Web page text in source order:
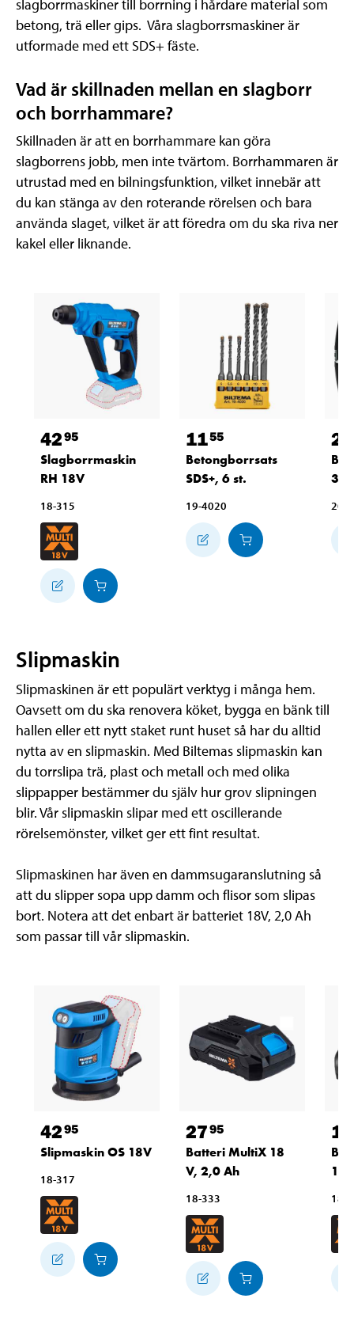
slagborrmaskiner till borrning i hårdare material som
betong, trä eller gips. Våra slagborrsmaskiner är
utformade med ett SDS+ fäste.
Vad är skillnaden mellan en slagborr
och borrhammare?
Skillnaden är att en borrhammare kan göra
slagborrens jobb, men inte tvärtom. Borrhammaren är
utrustad med en bilningsfunktion, vilket innebär att
du kan stänga av den roterande rörelsen och bara
använda slaget, vilket är att föredra om du ska riva ner
kakel eller liknande.
4295
Slagborrmaskin
RH 18V
18-315
1155
Betongborrsats
SDS+, 6 st.
19-4020
24
30
20-
Slipmaskin
Slipmaskinen är ett populärt verktyg i många hem.
Oavsett om du ska renovera köket, bygga en bänk till
hallen eller ett nytt staket runt huset så har du alltid
nytta av en slipmaskin. Med Biltemas slipmaskin kan
du torrslipa trä, plast och metall och med olika
slippapper bestämmer du själv hur grov slipningen
blir. Vår slipmaskin slipar med ett oscillerande
rörelsemönster, vilket ger ett fint resultat.
Slipmaskinen har även en dammsugaranslutning så
att du slipper sopa upp damm och flisor som slipas
bort. Notera att det enbart är batteriet 18V, 2,0 Ah
som passar till vår slipmaskin.
4295
Slipmaskin OS 18V
18-317
2795
Batteri MultiX 18
V, 2,0 Ah
18-333
16
18-